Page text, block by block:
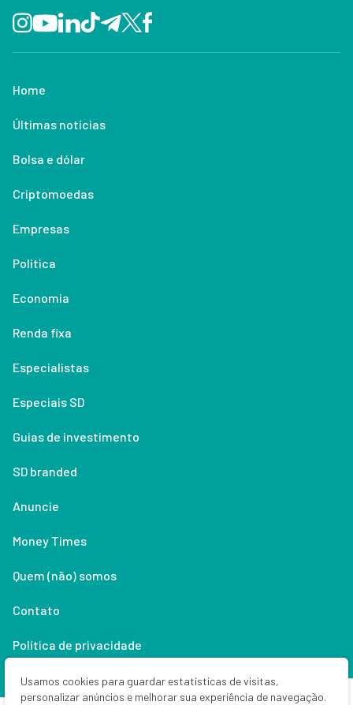
Home
Últimas notícias
Bolsa e dólar
Criptomoedas
Empresas
Política
Economia
Renda fixa
Especialistas
Especiais SD
Guias de investimento
SD branded
Anuncie
Money Times
Quem (não) somos
Contato
Política de privacidade
Lifestyle
Usamos cookies para guardar estatísticas de visitas,
personalizar anúncios e melhorar sua experiência de navegação.